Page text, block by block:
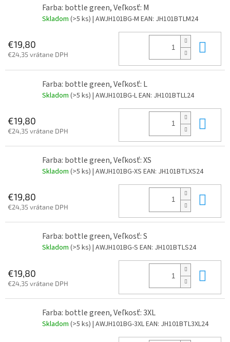
Farba: bottle green, Veľkosť: M
Skladom (>5 ks) | AWJH101BG-M EAN: JH101BTLM24
€19,80
€24,35 vrátane DPH
Farba: bottle green, Veľkosť: L
Skladom (>5 ks) | AWJH101BG-LEAN: JH101BTLL24
€19,80
€24,35 vrátane DPH
Farba: bottle green, Veľkosť: XS
Skladom (>5 ks) | AWJH101BG-XS EAN: JH101BTLXS24
€19,80
€24,35 vrátane DPH
Farba: bottle green, Veľkosť: S
Skladom (>5 ks) | AWJH101BG-S EAN: JH101BTLS24
€19,80
€24,35 vrátane DPH
Farba: bottle green, Veľkosť: 3XL
Skladom (>5 ks) | AWJH101BG-3XLEAN: JH101BTL3XL24